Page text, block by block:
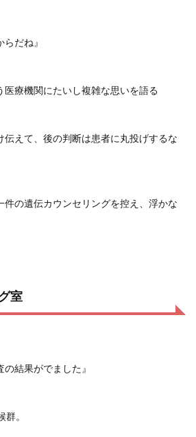
だね』
医療機関にたいし複雑な思いを語る
伝えて、後の判断は患者に丸投げするな
件の遺伝カウンセリングを控え、浮かな
室
結果がでました』
。